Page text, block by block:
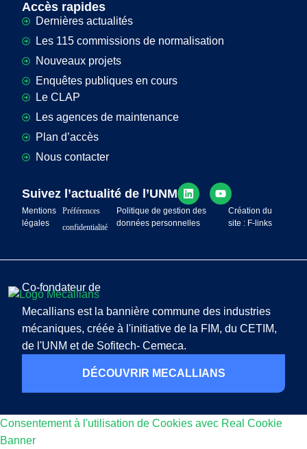
Accès rapides
Dernières actualités
Les 115 commissions de normalisation
Nouveaux projets
Enquêtes publiques en cours
Le CLAP
Les agences de maintenance
Plan d’accès
Nous contacter
Suivez l’actualité de l’UNM
Mentions
légales
Préférences
confidentialité
Politique de gestion des
données personnelles
Création du
site : F-links
Co-fondateur de
Mecallians est la bannière commune des industries
mécaniques, créée à l'initiative de la FIM, du CETIM,
de l'UNM et de Sofitech- Cemeca.
DÉCOUVRIR MECALLIANS
Consentement à l'utilisation de Cookies avec Real Cookie
Banner